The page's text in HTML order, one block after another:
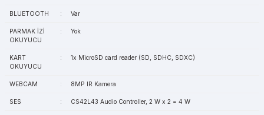
BLUETOOTH : Var
PARMAK İZİ
OKUYUCU
: Yok
KART
OKUYUCU
: 1x MicroSD card reader (SD, SDHC, SDXC)
WEBCAM : 8MP IR Kamera
SES : CS42L43 Audio Controller, 2 W x 2 = 4 W